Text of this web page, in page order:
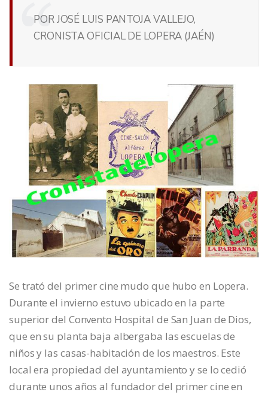
POR JOSÉ LUIS PANTOJA VALLEJO,
CRONISTA OFICIAL DE LOPERA (JAÉN)
Se trató del primer cine mudo que hubo en Lopera.
Durante el invierno estuvo ubicado en la parte
superior del Convento Hospital de San Juan de Dios,
que en su planta baja albergaba las escuelas de
niños y las casas-habitación de los maestros. Este
local era propiedad del ayuntamiento y se lo cedió
durante unos años al fundador del primer cine en